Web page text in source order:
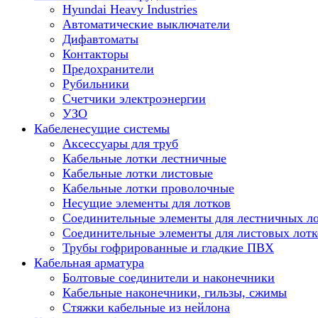
Hyundai Heavy Industries
Автоматические выключатели
Дифавтоматы
Контакторы
Предохранители
Рубильники
Счетчики электроэнергии
УЗО
Кабеленесущие системы
Аксессуары для труб
Кабельные лотки лестничные
Кабельные лотки листовые
Кабельные лотки проволочные
Несущие элементы для лотков
Соединительные элементы для лестничных
Соединительные элементы для листовых
Трубы гофрированные и гладкие ПВХ
Кабельная арматура
Болтовые соединители и наконечники
Кабельные наконечники, гильзы, сжимы
Стяжки кабельные из нейлона